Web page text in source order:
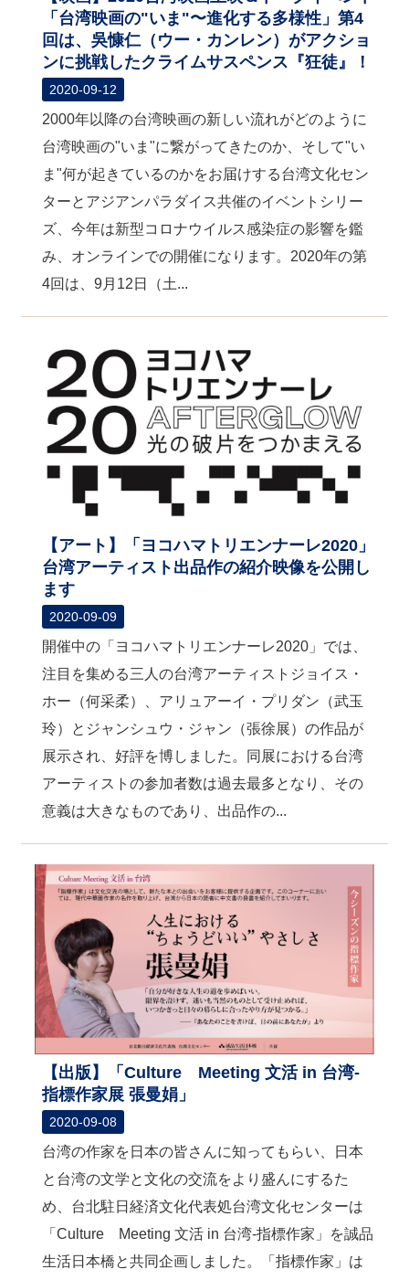
「台湾映画の"いま"〜進化する多様性」第4
回は、吳慷仁（ウー・カンレン）がアクショ
ンに挑戦したクライムサスペンス『狂徒』！
2020-09-12
2000年以降の台湾映画の新しい流れがどのように
台湾映画の"いま"に繋がってきたのか、そして"い
ま"何が起きているのかをお届けする台湾文化セン
ターとアジアンパラダイス共催のイベントシリー
ズ、今年は新型コロナウイルス感染症の影響を鑑
み、オンラインでの開催になります。2020年の第
4回は、9月12日（土...
【アート】「ヨコハマトリエンナーレ2020」
台湾アーティスト出品作の紹介映像を公開し
ます
2020-09-09
開催中の「ヨコハマトリエンナーレ2020」では、
注目を集める三人の台湾アーティストジョイス・
ホー（何采柔）、アリュアーイ・プリダン（武玉
玲）とジャンシュウ・ジャン（張徐展）の作品が
展示され、好評を博しました。同展における台湾
アーティストの参加者数は過去最多となり、その
意義は大きなものであり、出品作の...
【出版】「Culture Meeting 文活 in 台湾-
指標作家展 張曼娟」
2020-09-08
台湾の作家を日本の皆さんに知ってもらい、日本
と台湾の文学と文化の交流をより盛んにするた
め、台北駐日経済文化代表処台湾文化センターは
「Culture Meeting 文活 in 台湾-指標作家」を誠品
生活日本橋と共同企画しました。「指標作家」は